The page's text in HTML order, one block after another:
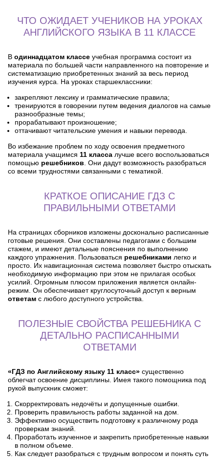
ЧТО ОЖИДАЕТ УЧЕНИКОВ НА УРОКАХ
АНГЛИЙСКОГО ЯЗЫКА В 11 КЛАССЕ
В одиннадцатом классе учебная программа состоит из
материала по большей части направленного на повторение и
систематизацию приобретенных знаний за весь период
изучения курса. На уроках старшеклассники:
закрепляют лексику и грамматические правила;
тренируются в говорении путем ведения диалогов на самые
разнообразные темы;
прорабатывают произношение;
оттачивают читательские умения и навыки перевода.
Во избежание проблем по ходу освоения предметного
материала учащимся 11 класса лучше всего воспользоваться
помощью решебников . Они дадут возможность разобраться
со всеми трудностями связанными с тематикой.
КРАТКОЕ ОПИСАНИЕ ГДЗ С
ПРАВИЛЬНЫМИ ОТВЕТАМИ
На страницах сборников изложены досконально расписанные
готовые решения. Они составлены педагогами с большим
стажем, и имеют детальные пояснения по выполнению
каждого упражнения. Пользоваться решебниками легко и
просто. Их навигационная система позволяет быстро отыскать
необходимую информацию при этом не прилагая особых
усилий. Огромным плюсом приложения является онлайн-
режим. Он обеспечивает круглосуточный доступ к верным
ответам с любого доступного устройства.
ПОЛЕЗНЫЕ СВОЙСТВА РЕШЕБНИКА С
ДЕТАЛЬНО РАСПИСАННЫМИ
ОТВЕТАМИ
«ГДЗ по Английскому языку 11 класс» существенно
облегчат освоение дисциплины. Имея такого помощника под
рукой выпускник сможет:
Скорректировать недочёты и допущенные ошибки.
Проверить правильность работы заданной на дом.
Эффективно осуществить подготовку к различному рода
проверкам знаний.
Проработать изученное и закрепить приобретенные навыки
в полном объеме.
Как следует разобраться с трудным вопросом и понять суть